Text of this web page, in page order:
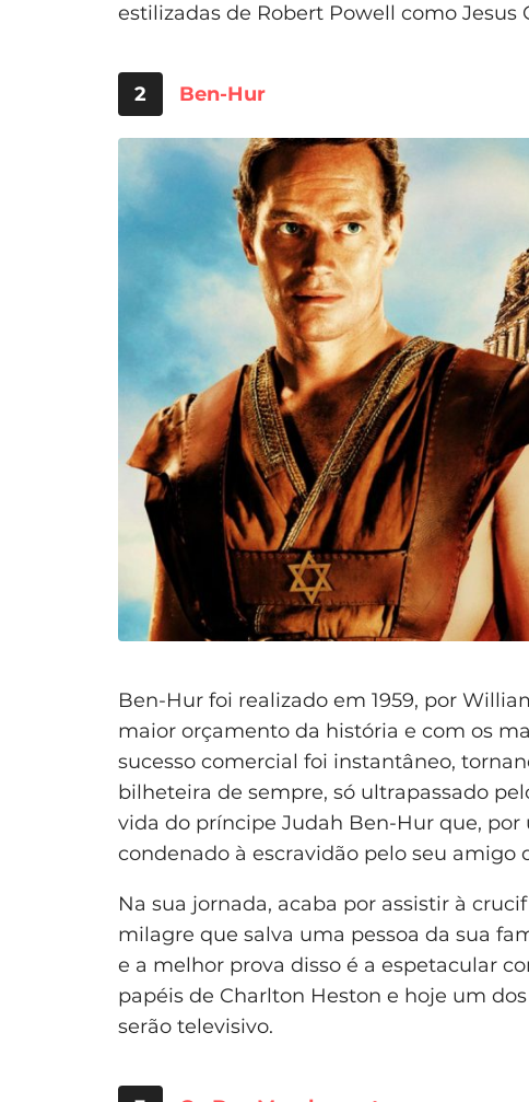
estilizadas de Robert Powell como Jesus
2 Ben-Hur
Ben-Hur foi realizado em 1959, por
maior orçamento da história e com os
sucesso comercial foi instantâneo,
bilheteira de sempre, só ultrapassado
vida do príncipe Judah Ben-Hur que, por
condenado à escravidão pelo seu amigo
Na sua jornada, acaba por assistir à
milagre que salva uma pessoa da sua
e a melhor prova disso é a espetacular
papéis de Charlton Heston e hoje um
serão televisivo.